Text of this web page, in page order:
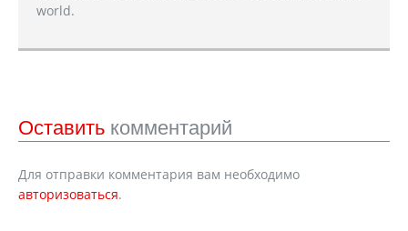
world.
Оставить комментарий
Для отправки комментария вам необходимо
авторизоваться.